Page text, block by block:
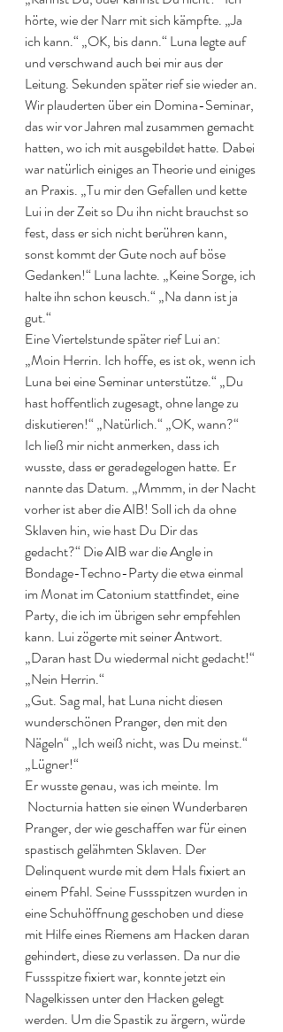
hörte, wie der Narr mit sich kämpfte. „Ja
ich kann.“ „OK, bis dann.“ Luna legte auf
und verschwand auch bei mir aus der
Leitung. Sekunden später rief sie wieder an.
Wir plauderten über ein Domina-Seminar,
das wir vor Jahren mal zusammen gemacht
hatten, wo ich mit ausgebildet hatte. Dabei
war natürlich einiges an Theorie und einiges
an Praxis. „Tu mir den Gefallen und kette
Lui in der Zeit so Du ihn nicht brauchst so
fest, dass er sich nicht berühren kann,
sonst kommt der Gute noch auf böse
Gedanken!“ Luna lachte. „Keine Sorge, ich
halte ihn schon keusch.“ „Na dann ist ja
gut.“
Eine Viertelstunde später rief Lui an:
„Moin Herrin. Ich hoffe, es ist ok, wenn ich
Luna bei eine Seminar unterstütze.“ „Du
hast hoffentlich zugesagt, ohne lange zu
diskutieren!“ „Natürlich.“ „OK, wann?“
Ich ließ mir nicht anmerken, dass ich
wusste, dass er geradegelogen hatte. Er
nannte das Datum. „Mmmm, in der Nacht
vorher ist aber die AIB! Soll ich da ohne
Sklaven hin, wie hast Du Dir das
gedacht?“ Die AIB war die Angle in
Bondage-Techno-Party die etwa einmal
im Monat im Catonium stattfindet, eine
Party, die ich im übrigen sehr empfehlen
kann. Lui zögerte mit seiner Antwort.
„Daran hast Du wiedermal nicht gedacht!“
„Nein Herrin.“
„Gut. Sag mal, hat Luna nicht diesen
wunderschönen Pranger, den mit den
Nägeln“ „Ich weiß nicht, was Du meinst.“
„Lügner!“
Er wusste genau, was ich meinte. Im
Nocturnia hatten sie einen Wunderbaren
Pranger, der wie geschaffen war für einen
spastisch gelähmten Sklaven. Der
Delinquent wurde mit dem Hals fixiert an
einem Pfahl. Seine Fussspitzen wurden in
eine Schuhöffnung geschoben und diese
mit Hilfe eines Riemens am Hacken daran
gehindert, diese zu verlassen. Da nur die
Fussspitze fixiert war, konnte jetzt ein
Nagelkissen unter den Hacken gelegt
werden. Um die Spastik zu ärgern, würde